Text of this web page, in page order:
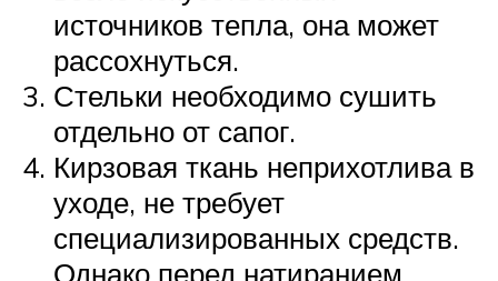
источников тепла, она может
рассохнуться.
Стельки необходимо сушить
отдельно от сапог.
Кирзовая ткань неприхотлива в
уходе, не требует
специализированных средств.
Однако перед натиранием